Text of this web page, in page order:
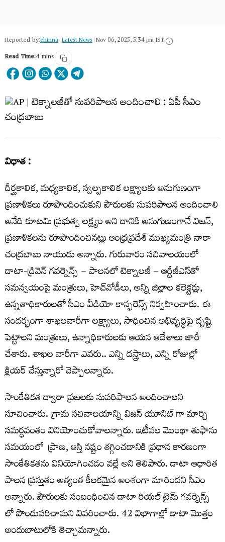
Reported by:chinna|Latest News|Nov 06, 2025, 5:34 pm IST
Read Time:4 mins
విధాత :
దీర్ఘకాలిక, మధ్యకాలిక, స్వల్పకాలిక లక్ష్యాలకు అనుగుణంగా
ప్రణాళికలు రూపొందించుకుని పౌరులకు సుపరిపాలన అందించాలి
అనేది కూటమి ప్రభుత్వ లక్ష్యంఅని దానికి అనుగుణంగానే విజన్,
ప్రణాళికలను రూపొందించినట్లు ఆంధ్రప్రదేశ్ ముఖ్యమంత్రి నారా
చంద్రబాబు నాయుడు అన్నారు. గురువారం సచివాలయంలో
డాటా-డ్రివెన్‌ గవర్నెన్స్‌ – పాలనలో టెక్నాలజీ – ఆర్టీజీఎస్‌తో
సమన్వయంపై మంత్రులు, హెచ్‌వోడీలు, అన్నిజిల్లాల కలెక్టర్లు,
ఉన్నతాధికారులతో సీఎం వీడియో కాన్ఫరెన్స్‌ నిర్వహించారు. ఈ
సందర్భంగా శాఖలవారీగా లక్ష్యాలు, సాధించిన అభివృద్ధిపై దృష్టి
పెట్టాలని మంత్రులు, ఉన్నాధికారులకు ఆయన ఆదేశాలు జారీ
చేశారు. శాఖల వారీగా ఎవరు.. ఎన్ని దస్త్రాలు, ఎన్ని రోజుల్లో
క్లియర్‌ చేస్తున్నారో చెప్పాలన్నారు.
సాంకేతికత ద్వారా ప్రజలకు సుపరిపాలన అందించాలని
సూచించారు. గ్రామ సచివాలయాన్ని విజన్ యూనిట్ గా మార్చి
సమర్ధవంతం వినియోంచుకోవాలన్నారు. ఇటీవల మొంథా తుఫాను
సమయంలో ప్రాణ, ఆస్తి నష్టం తగ్గించడానికి ప్రధాన కారణంగా
సాంకేతికతను వినియోగించడం వల్లే అని తెలిపారు. డాటా ఆధారిత
పాలన ప్రస్తుతం అత్యంత కీలకమైన అంశంగా మారిందని సీఎం
అన్నారు. పౌరులకు సంబంధించిన డాటా రియల్ టైమ్ గవర్నెన్స్
లో పొందుపరిచామని వివరించారు. 42 విభాగాల్లో డాటా మొత్తం
అందుబాటులోకి తెచ్చామన్నారు.